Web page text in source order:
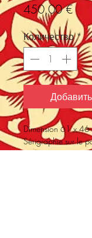
450,00 €
Количество*
Dimension 61 x 46
Sérigraphie sur le
crème. Signé par